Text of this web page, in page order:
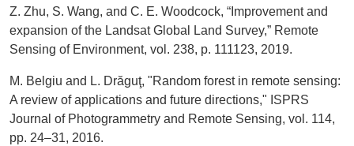
Z. Zhu, S. Wang, and C. E. Woodcock, “Improvement and
expansion of the Landsat Global Land Survey,” Remote
Sensing of Environment, vol. 238, p. 111123, 2019.
M. Belgiu and L. Drăguţ, "Random forest in remote sensing:
A review of applications and future directions," ISPRS
Journal of Photogrammetry and Remote Sensing, vol. 114,
pp. 24–31, 2016.